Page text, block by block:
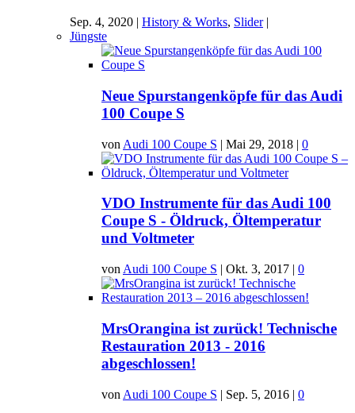
Sep. 4, 2020 | History & Works, Slider|
Jüngste
Neue Spurstangenköpfe für das Audi
100 Coupe S
von Audi 100 Coupe S | Mai 29, 2018 | 0
VDO Instrumente für das Audi 100
Coupe S - Öldruck, Öltemperatur
und Voltmeter
von Audi 100 Coupe S | Okt. 3, 2017 | 0
MrsOrangina ist zurück! Technische
Restauration 2013 - 2016
abgeschlossen!
von Audi 100 Coupe S | Sep. 5, 2016 | 0